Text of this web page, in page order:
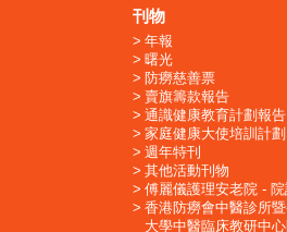
刊物
年報
曙光
防癆慈善票
賣旗籌款報告
通識健康教育計劃報告
家庭健康大使培訓計劃
週年特刊
其他活動刊物
傅麗儀護理安老院 -
香港防癆會中醫診所
大學中醫臨床教研中